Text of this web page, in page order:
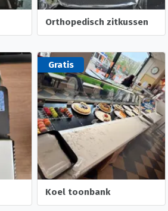
Orthopedisch zitkussen
Gratis
Koel toonbank